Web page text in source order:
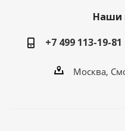
Наши
+7 499 113-19-81
Москва,